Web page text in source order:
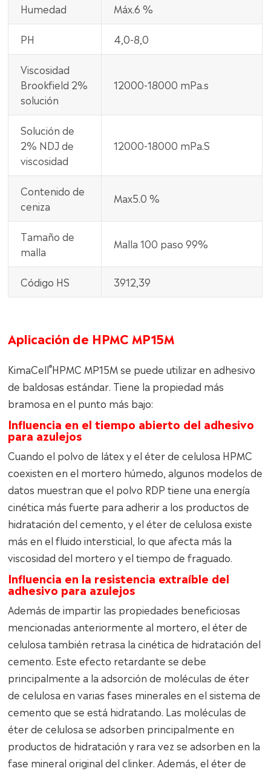
Humedad Máx.6 %
PH 4,0-8,0
Viscosidad
Brookfield 2%
solución
12000-18000 mPa.s
Solución de
2% NDJ de
viscosidad
12000-18000 mPa.S
Contenido de
ceniza
Max5.0 %
Tamaño de
malla
Malla 100 paso 99%
Código HS 3912,39
Aplicación de HPMC MP15M
KimaCell®HPMC MP15M se puede utilizar en adhesivo
de baldosas estándar. Tiene la propiedad más
bramosa en el punto más bajo:
Influencia en el tiempo abierto del adhesivo
para azulejos
Cuando el polvo de látex y el éter de celulosa HPMC
coexisten en el mortero húmedo, algunos modelos de
datos muestran que el polvo RDP tiene una energía
cinética más fuerte para adherir a los productos de
hidratación del cemento, y el éter de celulosa existe
más en el fluido intersticial, lo que afecta más la
viscosidad del mortero y el tiempo de fraguado.
Influencia en la resistencia extraíble del
adhesivo para azulejos
Además de impartir las propiedades beneficiosas
mencionadas anteriormente al mortero, el éter de
celulosa también retrasa la cinética de hidratación del
cemento. Este efecto retardante se debe
principalmente a la adsorción de moléculas de éter
de celulosa en varias fases minerales en el sistema de
cemento que se está hidratando. Las moléculas de
éter de celulosa se adsorben principalmente en
productos de hidratación y rara vez se adsorben en la
fase mineral original del clinker. Además, el éter de